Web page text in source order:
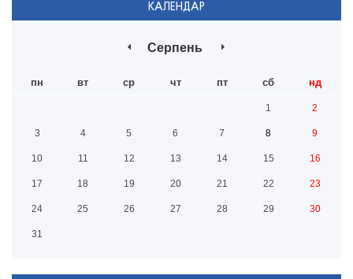
КАЛЕНДАР
Серпень
пн вт ср чт пт сб нд
1 2
3 4 5 6 7 8 9
10 11 12 13 14 15 16
17 18 19 20 21 22 23
24 25 26 27 28 29 30
31